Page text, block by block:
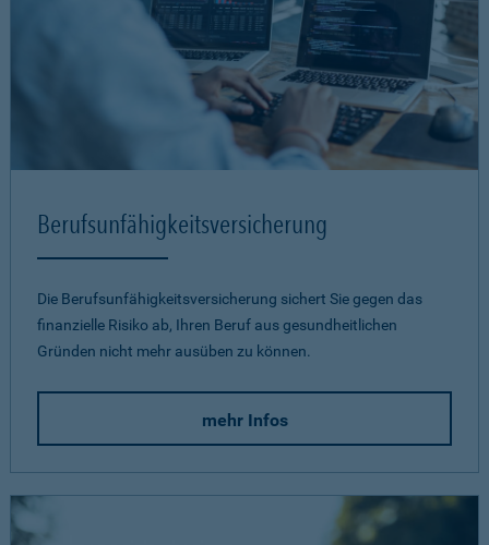
Berufsunfähigkeits­versicherung
Die Berufsunfähigkeitsversicherung sichert Sie gegen das
finanzielle Risiko ab, Ihren Beruf aus gesundheitlichen
Gründen nicht mehr ausüben zu können.
mehr Infos